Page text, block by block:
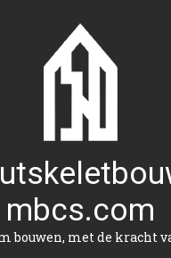
mbcs.com
bouwen, met de kracht